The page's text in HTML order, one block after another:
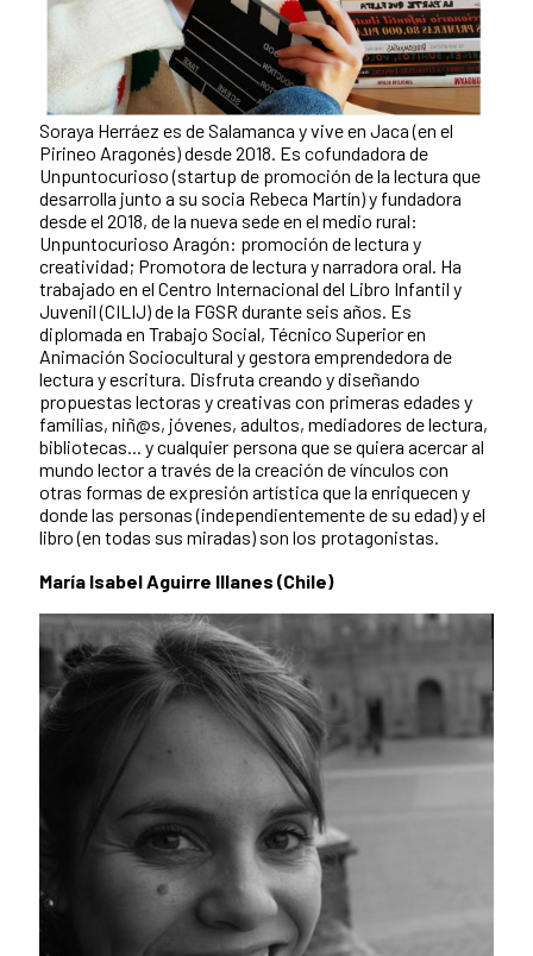
Soraya Herráez es de Salamanca y vive en Jaca (en el
Pirineo Aragonés) desde 2018. Es cofundadora de
Unpuntocurioso (startup de promoción de la lectura que
desarrolla junto a su socia Rebeca Martín) y fundadora
desde el 2018, de la nueva sede en el medio rural:
Unpuntocurioso Aragón: promoción de lectura y
creatividad; Promotora de lectura y narradora oral. Ha
trabajado en el Centro Internacional del Libro Infantil y
Juvenil (CILIJ) de la FGSR durante seis años. Es
diplomada en Trabajo Social, Técnico Superior en
Animación Sociocultural y gestora emprendedora de
lectura y escritura. Disfruta creando y diseñando
propuestas lectoras y creativas con primeras edades y
familias, niñ@s, jóvenes, adultos, mediadores de lectura,
bibliotecas... y cualquier persona que se quiera acercar al
mundo lector a través de la creación de vínculos con
otras formas de expresión artística que la enriquecen y
donde las personas (independientemente de su edad) y el
libro (en todas sus miradas) son los protagonistas.
María Isabel Aguirre Illanes (Chile)